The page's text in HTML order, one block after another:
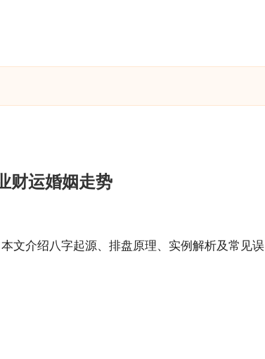
财运婚姻走势
文介绍八字起源、排盘原理、实例解析及常见误